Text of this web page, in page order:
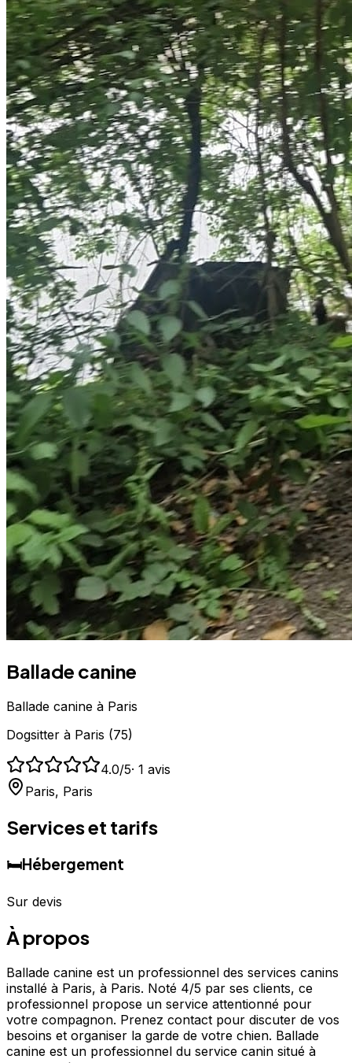
Ballade canine
Ballade canine à Paris
Dogsitter à Paris (75)
4.0/5· 1 avis
Paris, Paris
Services et tarifs
🛏️Hébergement
Sur devis
À propos
Ballade canine est un professionnel des services canins
installé à Paris, à Paris. Noté 4/5 par ses clients, ce
professionnel propose un service attentionné pour
votre compagnon. Prenez contact pour discuter de vos
besoins et organiser la garde de votre chien. Ballade
canine est un professionnel du service canin situé à